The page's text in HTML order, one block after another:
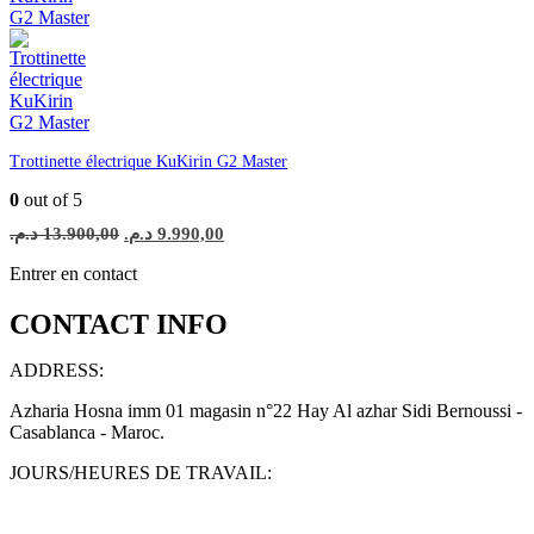
Trottinette électrique KuKirin G2 Master
0 out of 5
13.900,00 د.م.
Le
prix
initial
était :
9.990,00 د.م.
prix
Entrer en contact
CONTACT INFO
ADDRESS:
Azharia Hosna imm 01 magasin n°22 Hay Al azhar Sidi Bernoussi -
Casablanca - Maroc.
JOURS/HEURES DE TRAVAIL: